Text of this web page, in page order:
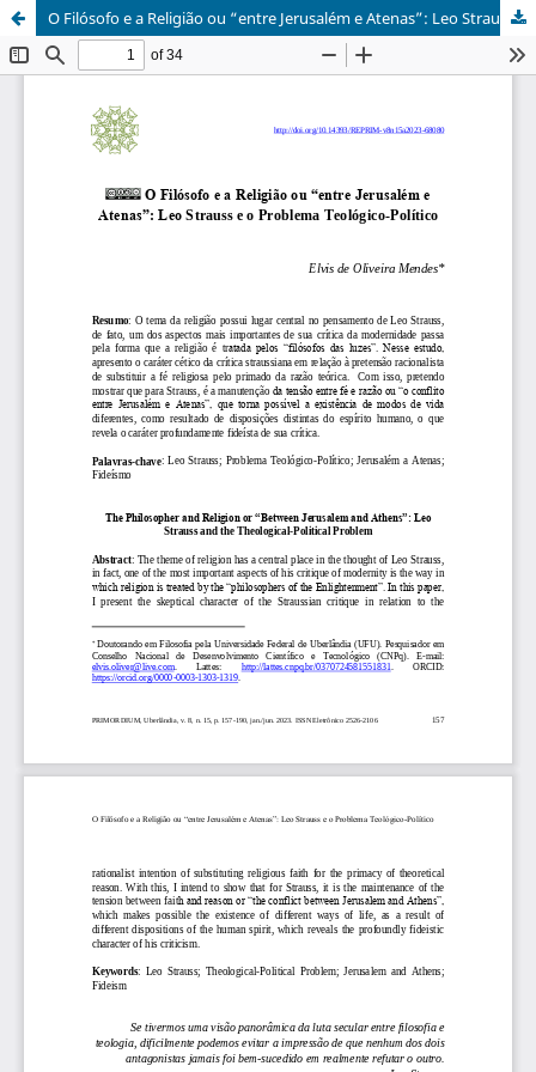
O Filósofo e a Religião ou “entre Jerusalém e Atenas”: Leo Strauss e o Problema Teológico-Político